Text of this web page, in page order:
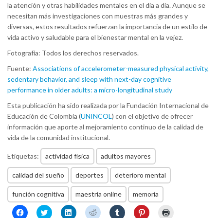
la atención y otras habilidades mentales en el día a día. Aunque se
necesitan más investigaciones con muestras más grandes y
diversas, estos resultados refuerzan la importancia de un estilo de
vida activo y saludable para el bienestar mental en la vejez.
Fotografía: Todos los derechos reservados.
Fuente: Associations of accelerometer-measured physical activity,
sedentary behavior, and sleep with next-day cognitive
performance in older adults: a micro-longitudinal study
Esta publicación ha sido realizada por la Fundación Internacional de
Educación de Colombia (UNINCOL) con el objetivo de ofrecer
información que aporte al mejoramiento continuo de la calidad de
vida de la comunidad institucional.
Etiquetas: actividad física adultos mayores
calidad del sueño deportes deterioro mental
función cognitiva maestría online memoria
Haz Haz Haz Haz Haz Haz